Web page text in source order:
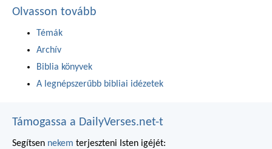
Olvasson tovább
Témák
Archív
Biblia könyvek
A legnépszerűbb bibliai idézetek
Támogassa a DailyVerses.net-t
Segítsen nekem terjeszteni Isten igéjét: